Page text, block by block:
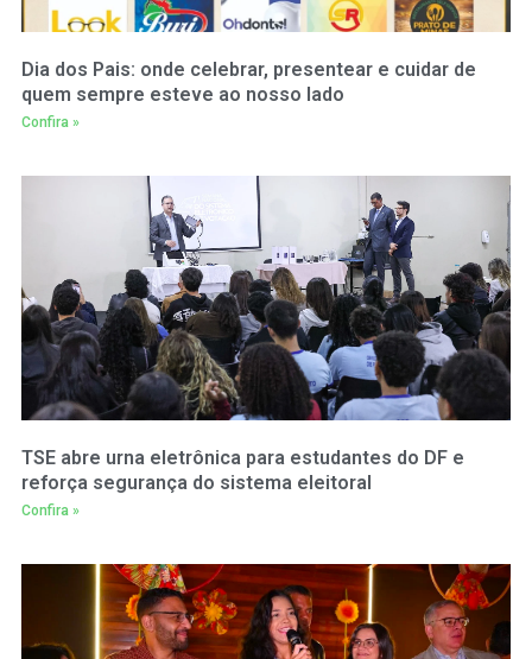
Dia dos Pais: onde celebrar, presentear e cuidar de
quem sempre esteve ao nosso lado
Confira »
TSE abre urna eletrônica para estudantes do DF e
reforça segurança do sistema eleitoral
Confira »